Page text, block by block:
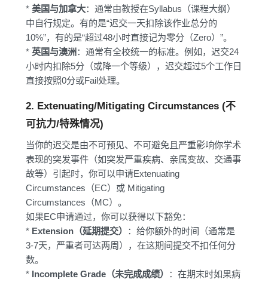
* 美国与加拿大：通常由教授在Syllabus（课程大纲）
中自行规定。有的是“迟交一天扣除该作业总分的
10%”，有的是“超过48小时直接记为零分（Zero）”。
* 英国与澳洲 ：通常有全校统一的标准。例如，迟交24
小时内扣除5分（或降一个等级），迟交超过5个工作日
直接按照0分或Fail处理。
2. Extenuating/Mitigating Circumstances (不
可抗力/特殊情况)
当你的迟交是由不可预见、不可避免且严重影响你学术
表现的突发事件（如突发严重疾病、亲属变故、交通事
故等）引起时，你可以申请Extenuating
Circumstances（EC）或 Mitigating
Circumstances（MC）。
如果EC申请通过，你可以获得以下豁免：
* Extension（延期提交）
：给你额外的时间（通常是
3-7天，严重者可达两周），在这期间提交不扣任何分
数。
* Incomplete Grade（未完成成绩）
：在期末时如果病